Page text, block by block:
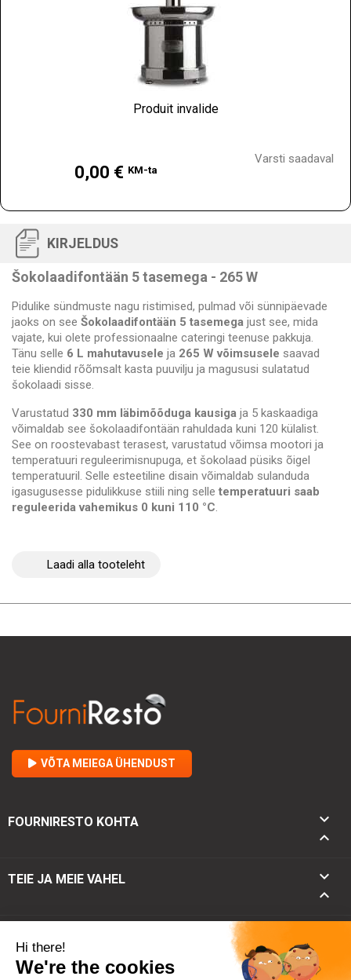
Produit invalide
0,00 € KM-ta
Varsti saadaval
KIRJELDUS
Šokolaadifontään 5 tasemega - 265 W
Pidulike sündmuste nagu ristimised, pulmad või sünnipäevade
jaoks on see Šokolaadifontään 5 tasemega just see, mida
vajate, kui olete professionaalne cateringi teenuse pakkuja.
Tänu selle 6 L mahutavusele ja 265 W võimsusele saavad
teie kliendid rõõmsalt kasta puuvilju ja magususi sulatatud
šokolaadi sisse.
Varustatud 330 mm läbimõõduga kausiga ja 5 kaskaadiga
võimaldab see šokolaadifontään rahuldada kuni 120 külalist.
See on roostevabast terasest, varustatud võimsa mootori ja
temperatuuri reguleerimisnupuga, et šokolaad püsiks õigel
temperatuuril. Selle esteetiline disain võimaldab sulanduda
igasugusesse pidulikkuse stiili ning selle temperatuuri saab
reguleerida vahemikus 0 kuni 110 °C.
Laadi alla tooteleht
VÕTA MEIEGA ÜHENDUST
FOURNIRESTO KOHTA


TEIE JA MEIE VAHEL


keyboard_arrow_up